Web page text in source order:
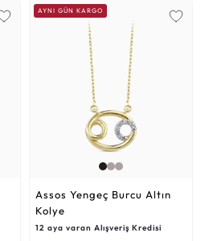
AYNI GÜN KARGO
Assos Yengeç Burcu Altın
Kolye
12 aya varan Alışveriş Kredisi